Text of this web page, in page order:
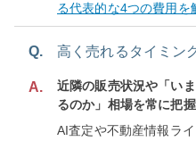
る代表的な4つの費用を
Q. 高く売れるタイミン
A.
近隣の販売状況や「い
るのか」相場を常に把
AI査定や不動産情報ラ